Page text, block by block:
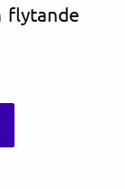
flytande